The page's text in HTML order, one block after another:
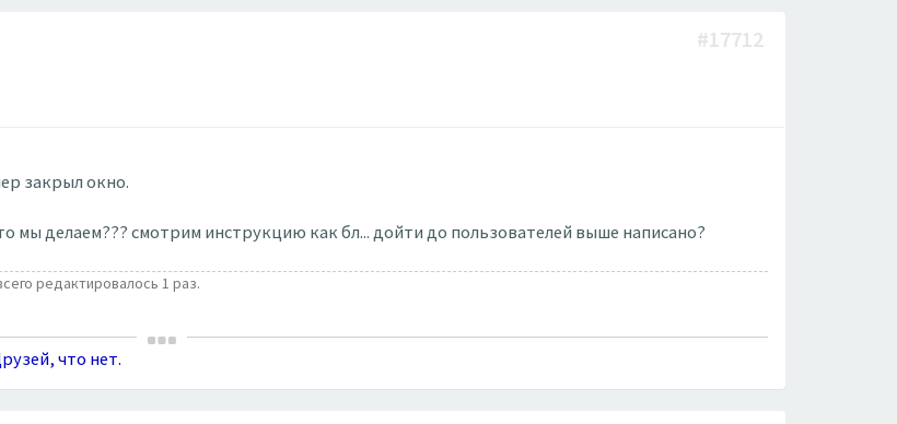
#17712
закрыл окно.
мы делаем??? смотрим инструкцию как бл... дойти до пользователей выше написано?
редактировалось 1 раз.
что нет.